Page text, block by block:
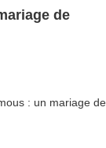
de